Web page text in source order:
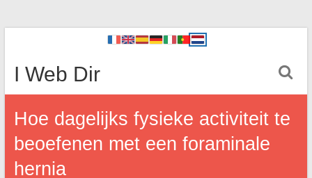
I Web Dir
Hoe dagelijks fysieke activiteit te
beoefenen met een foraminale
hernia